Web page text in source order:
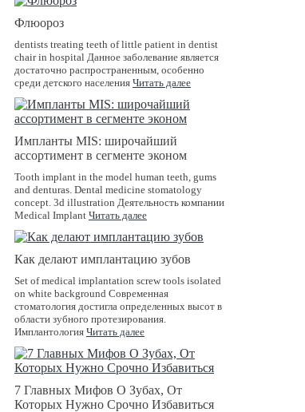
Флюороз
dentists treating teeth of little patient in dentist
chair in hospital Данное заболевание является
достаточно распространенным, особенно
среди детского населения Читать далее
Импланты MIS: широчайший
ассортимент в сегменте эконом
Tooth implant in the model human teeth, gums
and denturas. Dental medicine stomatology
concept. 3d illustration Деятельность компании
Medical Implant Читать далее
Как делают имплантацию зубов
Set of medical implantation screw tools isolated
on white background Современная
стоматология достигла определенных высот в
области зубного протезирования.
Имплантология Читать далее
7 Главных Мифов О Зубах, От
Которых Нужно Срочно Избавиться